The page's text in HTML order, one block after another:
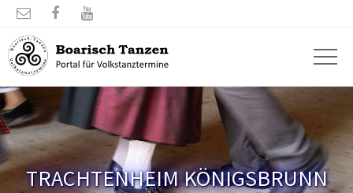
  
TRACHTENHEIM KÖNIGSBRUNN